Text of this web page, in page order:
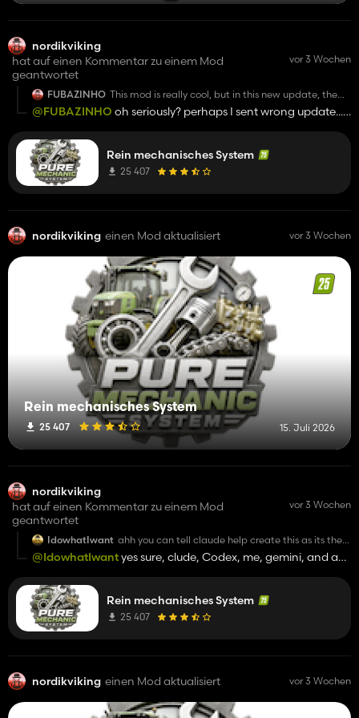
nordikviking
hat auf einen Kommentar zu einem Mod
geantwortet
vor 3 Wochen
FUBAZINHO This mod is really cool, but in this new update, the
translations are all messed up, with long names
showing "xml".
@FUBAZINHO oh seriously? perhaps I sent wrong update... I
Rein mechanisches System
25 407
nordikviking einen Mod aktualisiert vor 3 Wochen
Rein mechanisches System
25 407 15. Juli 2026
nordikviking
hat auf einen Kommentar zu einem Mod
geantwortet
vor 3 Wochen
IdowhatIwant ahh you can tell claude help create this as its the
same as the other mods built by that platform lol
@IdowhatIwantyes sure, clude, Codex, me, gemini, and a
mad, open claude and try to creat your own mod... I think
you can't do a nice work only with AI
Rein mechanisches System
25 407
nordikviking einen Mod aktualisiert vor 3 Wochen